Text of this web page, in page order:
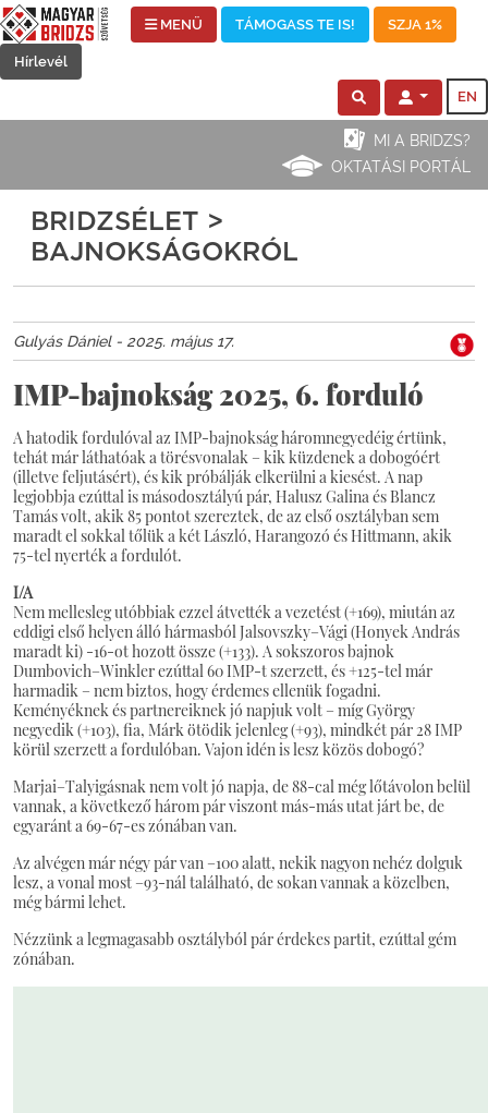
MENÜ TÁMOGASS TE IS! SZJA 1%
Hírlevél
EN
MI A BRIDZS?
OKTATÁSI PORTÁL
BRIDZSÉLET >
BAJNOKSÁGOKRÓL
Gulyás Dániel - 2025. május 17.
IMP-bajnokság 2025, 6. forduló
A hatodik fordulóval az IMP-bajnokság háromnegyedéig értünk,
tehát már láthatóak a törésvonalak – kik küzdenek a dobogóért
(illetve feljutásért), és kik próbálják elkerülni a kiesést. A nap
legjobbja ezúttal is másodosztályú pár, Halusz Galina és Blancz
Tamás volt, akik 85 pontot szereztek, de az első osztályban sem
maradt el sokkal tőlük a két László, Harangozó és Hittmann, akik
75-tel nyerték a fordulót.
I/A
Nem mellesleg utóbbiak ezzel átvették a vezetést (+169), miután az
eddigi első helyen álló hármasból Jalsovszky–Vági (Honyek András
maradt ki) -16-ot hozott össze (+133). A sokszoros bajnok
Dumbovich–Winkler ezúttal 60 IMP-t szerzett, és +125-tel már
harmadik – nem biztos, hogy érdemes ellenük fogadni.
Keményéknek és partnereiknek jó napjuk volt – míg György
negyedik (+103), fia, Márk ötödik jelenleg (+93), mindkét pár 28 IMP
körül szerzett a fordulóban. Vajon idén is lesz közös dobogó?
Marjai–Talyigásnak nem volt jó napja, de 88-cal még lőtávolon belül
vannak, a következő három pár viszont más-más utat járt be, de
egyaránt a 69-67-es zónában van.
Az alvégen már négy pár van –100 alatt, nekik nagyon nehéz dolguk
lesz, a vonal most –93-nál található, de sokan vannak a közelben,
még bármi lehet.
Nézzünk a legmagasabb osztályból pár érdekes partit, ezúttal gém
zónában.